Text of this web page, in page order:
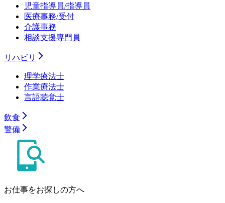
児童指導員/指導員
医療事務/受付
介護事務
相談支援専門員
リハビリ
理学療法士
作業療法士
言語聴覚士
飲食
警備
お仕事をお探しの方へ